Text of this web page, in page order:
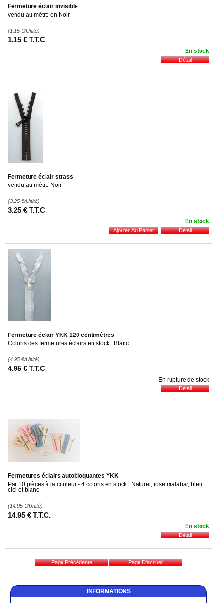
INFORMATIONS
Fermeture éclair invisible
vendu au mètre en Noir
(1.15 €/Unité)
1.15 € T.T.C.
En stock
Fermeture éclair strass
vendu au mètre Noir
(3.25 €/Unité)
3.25 € T.T.C.
En stock
Fermeture éclair YKK 120 centimètres
Coloris des fermetures éclairs en stock : Blanc
(4.95 €/Unité)
4.95 € T.T.C.
En rupture de stock
Fermetures éclairs autobloquantes YKK
Par 10 pièces à la couleur - 4 coloris en stock : Naturel, rose malabar, bleu
ciel et blanc
(14.95 €/Unité)
14.95 € T.T.C.
En stock